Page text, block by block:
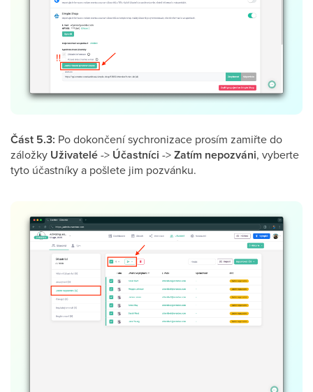
Část 5.3: Po dokončení sychronizace prosím zamiřte do
záložky Uživatelé-> Účastníci ->Zatím nepozváni, vyberte
tyto účastníky a pošlete jim pozvánku.